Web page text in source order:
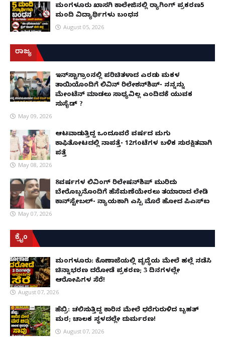
ಮಂಗಳೂರು ಖಾಸಗಿ ಕಾಲೇಜಿನಲ್ಲಿ ರ‌್ಯಾಗಿಂಗ್ ಪ್ರಕರಣ5
ಮಂದಿ ವಿದ್ಯಾರ್ಥಿಗಳು ಬಂಧನ
August 05, 2026
ರಾಜ್ಯ
ಇನ್​ಸ್ಟಾಗ್ರಾಂನಲ್ಲಿ ಪರಿಚಿತಳಾದ ಎರಡು ಮಕ್ಕಳ
ತಾಯಿಯೊಂದಿಗೆ ಲಿವಿನ್ ರಿಲೇಶನ್​ಶಿಪ್- ನನ್ನನ್ನು
ಮೇಂಟೆನ್ ಮಾಡಲು ಸಾಧ್ಯವಿಲ್ಲ ಎಂದಿದಕ್ಕೆ ಯುವಕ
ಸುಸೈಡ್ ?
May 09, 2026
ಆಟವಾಡುತ್ತಿದ್ದ ಒಂದೂವರೆ ವರ್ಷದ ಮಗು
ಕಾಫಿತೋಟದಲ್ಲಿ ನಾಪತ್ತೆ- 12ಗಂಟೆಗಳ ಬಳಿಕ ಸುರಕ್ಷಿತವಾಗಿ
ಪತ್ತೆ
May 08, 2026
8ವರ್ಷಗಳ ಲಿವಿಂಗ್‌ ರಿಲೇಷನ್‌ಶಿಪ್ ಮುರಿದು
ಬೇರೊಬ್ಬನೊಂದಿಗೆ ಹೆಸೆಮಣೆಯೇರಲು ತಯಾರಾದ ಲೇಡಿ
ಕಾನ್‌ಸ್ಟೇಬಲ್- ನ್ಯಾಯಕ್ಕಾಗಿ ಎಸ್ಪಿ ಮೊರೆ ಹೋದ ಪಿಎಸ್ಐ
May 07, 2026
ಕ್ರೈಂ
ಮಂಗಳೂರು: ಕೊಣಾಜೆಯಲ್ಲಿ ವೃದ್ಧೆಯ ಮೇಲೆ ಹಲ್ಲೆ ನಡೆಸಿ
ಚಿನ್ನಾಭರಣ ದರೋಡೆ ಪ್ರಕರಣ; 3 ದಿನಗಳಲ್ಲೇ
ಆರೋಪಿಗಳ ಸೆರೆ!
August 07, 2026
ಹೆಬ್ರಿ: ಚಲಿಸುತ್ತಿದ್ದ ಕಾರಿನ ಮೇಲೆ ಧರೆಗುರುಳಿದ ಬೃಹತ್
ಮರ; ಚಾಲಕ ಸ್ಥಳದಲ್ಲೇ ದುರ್ಮರಣ!
August 07, 2026